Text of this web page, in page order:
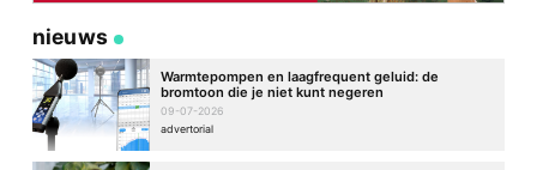
nieuws
Warmtepompen en laagfrequent geluid: de
bromtoon die je niet kunt negeren
09-07-2026
advertorial